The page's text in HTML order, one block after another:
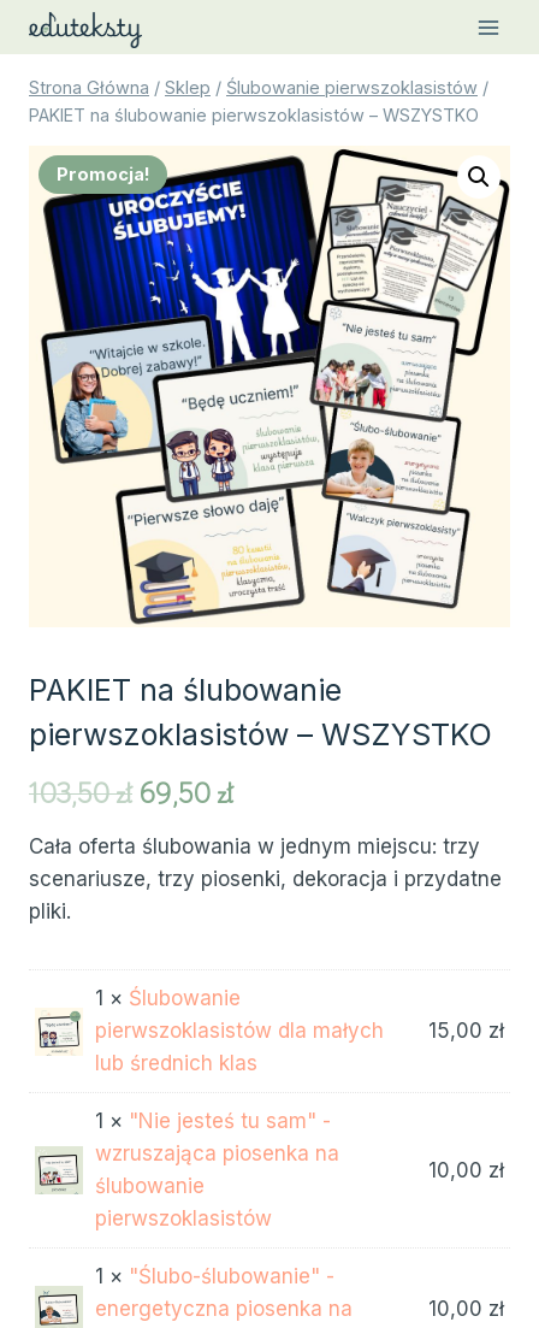
Przejdź
treściStrona Główna / Sklep / Ślubowanie pierwszoklasistów /
PAKIET na ślubowanie pierwszoklasistów – WSZYSTKO
Promocja!
PAKIET na ślubowanie
pierwszoklasistów – WSZYSTKO
103,50zł Pierwotna
wynosiła:
103,50 zł.
69,50złAktualna
wynosi:
69,50 zł.
Cała oferta ślubowania w jednym miejscu: trzy
scenariusze, trzy piosenki, dekoracja i przydatne
pliki.
1 × Ślubowanie
pierwszoklasistów dla małych
lub średnich klas
15,00 zł
1 × "Nie jesteś tu sam" -
wzruszająca piosenka na
ślubowanie
pierwszoklasistów
10,00 zł
1 × "Ślubo-ślubowanie" -
energetyczna piosenka na
10,00 zł